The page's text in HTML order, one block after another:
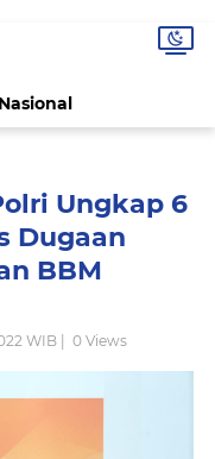
Nasional
Ungkap 6
Dugaan
BBM
WIB | 0 Views